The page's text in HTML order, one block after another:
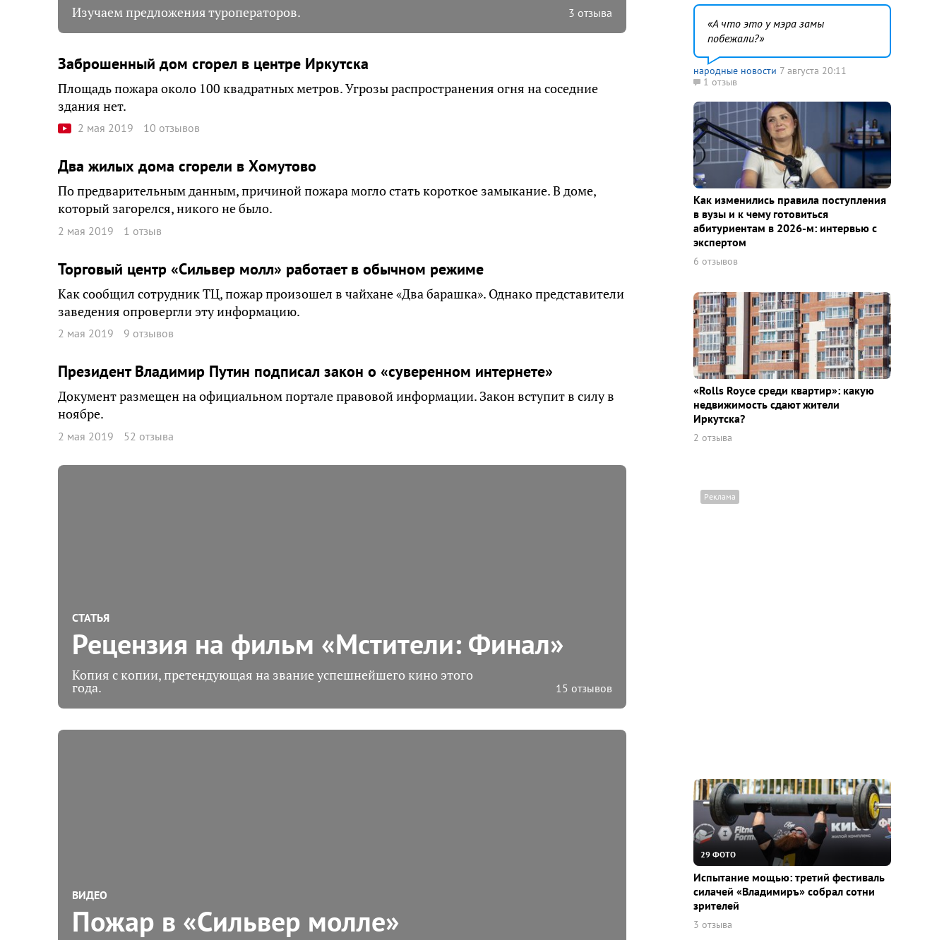
Изучаем предложения туроператоров. 3 отзыва
Заброшенный дом сгорел в центре Иркутска
Площадь пожара около 100 квадратных метров. Угрозы распространения огня на соседние
здания нет.
2 мая 2019 10 отзывов
Два жилых дома сгорели в Хомутово
По предварительным данным, причиной пожара могло стать короткое замыкание. В доме,
который загорелся, никого не было.
2 мая 2019 1 отзыв
Торговый центр «Сильвер молл» работает в обычном режиме
Как сообщил сотрудник ТЦ, пожар произошел в чайхане «Два барашка». Однако представители
заведения опровергли эту информацию.
2 мая 2019 9 отзывов
Президент Владимир Путин подписал закон о «суверенном интернете»
Документ размещен на официальном портале правовой информации. Закон вступит в силу в
ноябре.
2 мая 2019 52 отзыва
СТАТЬЯ
Рецензия на фильм «Мстители: Финал»
Копия с копии, претендующая на звание успешнейшего кино этого
года. 15 отзывов
ВИДЕО
Пожар в «Сильвер молле»
А что это у мэра замы
побежали?
народные новости 7 августа 20:11
1 отзыв
Как изменились правила поступления
в вузы и к чему готовиться
абитуриентам в 2026-м: интервью с
экспертом
6 отзывов
«Rolls Royce среди квaртир»: какую
недвижимость сдают жители
Иркутска?
2 отзыва
29 ФОТО
Испытание мощью: третий фестиваль
силачей «Владимиръ» собрал сотни
зрителей
3 отзыва